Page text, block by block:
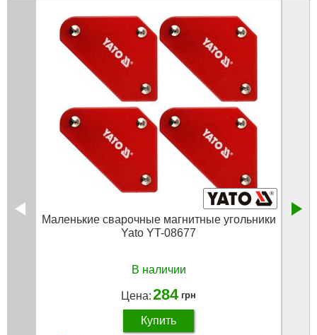
Маленькие сварочные магнитные угольники
Yato YT-08677
В наличии
Цена:284 грн
Купить